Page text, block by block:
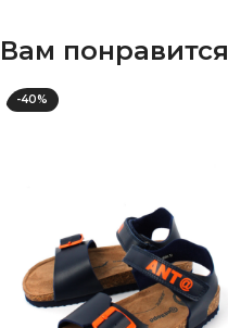
Вам понравится
-40%